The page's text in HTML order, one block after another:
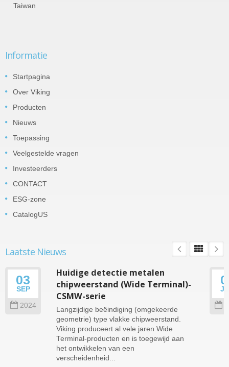
Taiwan
Informatie
Startpagina
Over Viking
Producten
Nieuws
Toepassing
Veelgestelde vragen
Investeerders
CONTACT
ESG-zone
CatalogUS
Laatste Nieuws
03
SEP
2024
Huidige detectie metalen
chipweerstand (Wide Terminal)-
CSMW-serie
Langzijdige beëindiging (omgekeerde
geometrie) type vlakke chipweerstand.
Viking produceert al vele jaren Wide
Terminal-producten en is toegewijd aan
het ontwikkelen van een
verscheidenheid...